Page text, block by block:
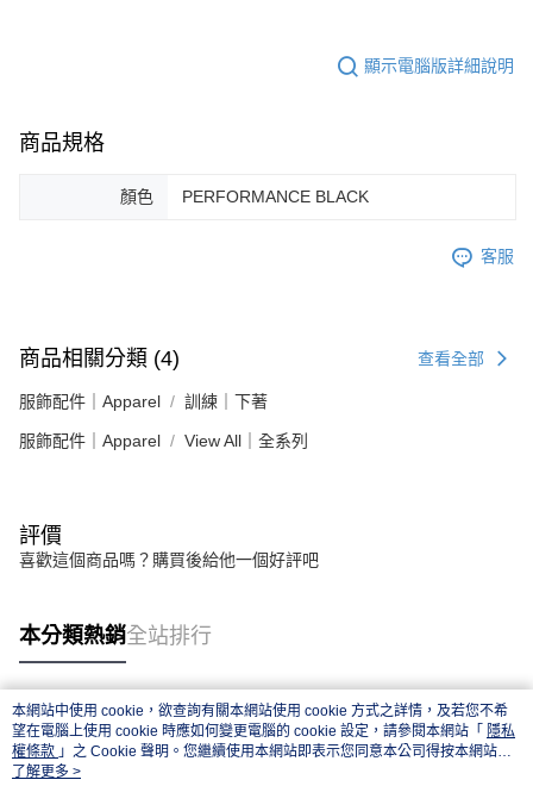
顯示電腦版詳細說明
商品規格
顏色 PERFORMANCE BLACK
客服
商品相關分類 (4) 查看全部
服飾配件｜Apparel 訓練｜下著
服飾配件｜Apparel View All｜全系列
評價
喜歡這個商品嗎？購買後給他一個好評吧
本分類熱銷全站排行
熱門標籤
本網站中使用 cookie，欲查詢有關本網站使用 cookie 方式之詳情，及若您不希
望在電腦上使用 cookie 時應如何變更電腦的 cookie 設定，請參閱本網站「 隱私
權條款 」之 Cookie 聲明。您繼續使用本網站即表示您同意本公司得按本網站使
用條款之 Cookie 聲明使用 cookie。
了解更多 >